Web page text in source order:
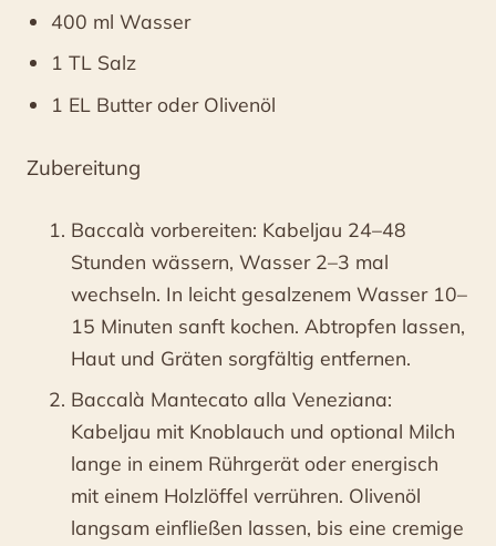
400 ml Wasser
1 TL Salz
1 EL Butter oder Olivenöl
Zubereitung
Baccalà vorbereiten: Kabeljau 24–48
Stunden wässern, Wasser 2–3 mal
wechseln. In leicht gesalzenem Wasser 10–
15 Minuten sanft kochen. Abtropfen lassen,
Haut und Gräten sorgfältig entfernen.
Baccalà Mantecato alla Veneziana:
Kabeljau mit Knoblauch und optional Milch
lange in einem Rührgerät oder energisch
mit einem Holzlöffel verrühren. Olivenöl
langsam einfließen lassen, bis eine cremige